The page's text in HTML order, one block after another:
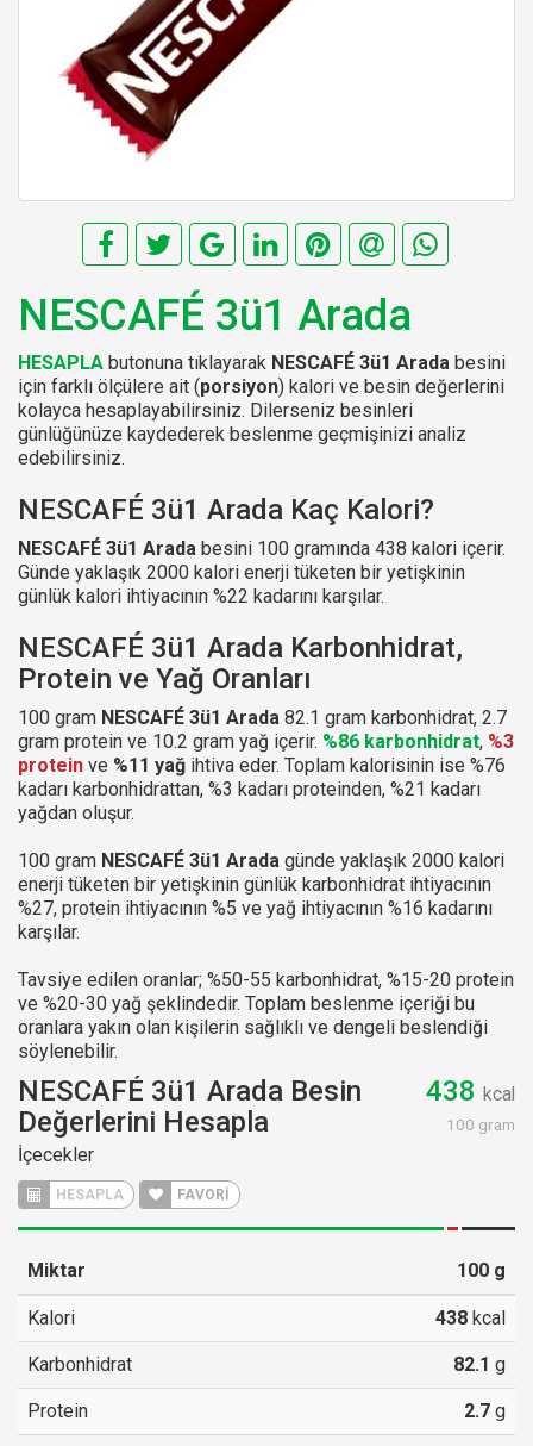
NESCAFÉ 3ü1 Arada
HESAPLA butonuna tıklayarak NESCAFÉ 3ü1 Arada besini
için farklı ölçülere ait (porsiyon) kalori ve besin değerlerini
kolayca hesaplayabilirsiniz. Dilerseniz besinleri
günlüğünüze kaydederek beslenme geçmişinizi analiz
edebilirsiniz.
NESCAFÉ 3ü1 Arada Kaç Kalori?
NESCAFÉ 3ü1 Arada besini 100 gramında 438 kalori içerir.
Günde yaklaşık 2000 kalori enerji tüketen bir yetişkinin
günlük kalori ihtiyacının %22 kadarını karşılar.
NESCAFÉ 3ü1 Arada Karbonhidrat,
Protein ve Yağ Oranları
100 gram NESCAFÉ 3ü1 Arada 82.1 gram karbonhidrat, 2.7
gram protein ve 10.2 gram yağ içerir. %86 karbonhidrat, %3
protein ve %11 yağ ihtiva eder. Toplam kalorisinin ise %76
kadarı karbonhidrattan, %3 kadarı proteinden, %21 kadarı
yağdan oluşur.
100 gram NESCAFÉ 3ü1 Arada günde yaklaşık 2000 kalori
enerji tüketen bir yetişkinin günlük karbonhidrat ihtiyacının
%27, protein ihtiyacının %5 ve yağ ihtiyacının %16 kadarını
karşılar.
Tavsiye edilen oranlar; %50-55 karbonhidrat, %15-20 protein
ve %20-30 yağ şeklindedir. Toplam beslenme içeriği bu
oranlara yakın olan kişilerin sağlıklı ve dengeli beslendiği
söylenebilir.
NESCAFÉ 3ü1 Arada Besin
Değerlerini Hesapla
İçecekler
HESAPLA FAVORİ
438 kcal
100 gram
Miktar 100 g
Kalori 438 kcal
Karbonhidrat 82.1 g
Protein 2.7 g